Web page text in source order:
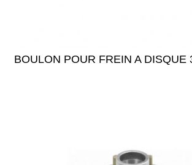
BOULON POUR FREIN A DISQUE